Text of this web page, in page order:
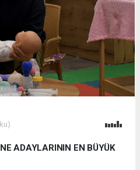
ADAYLARININ EN BÜYÜK